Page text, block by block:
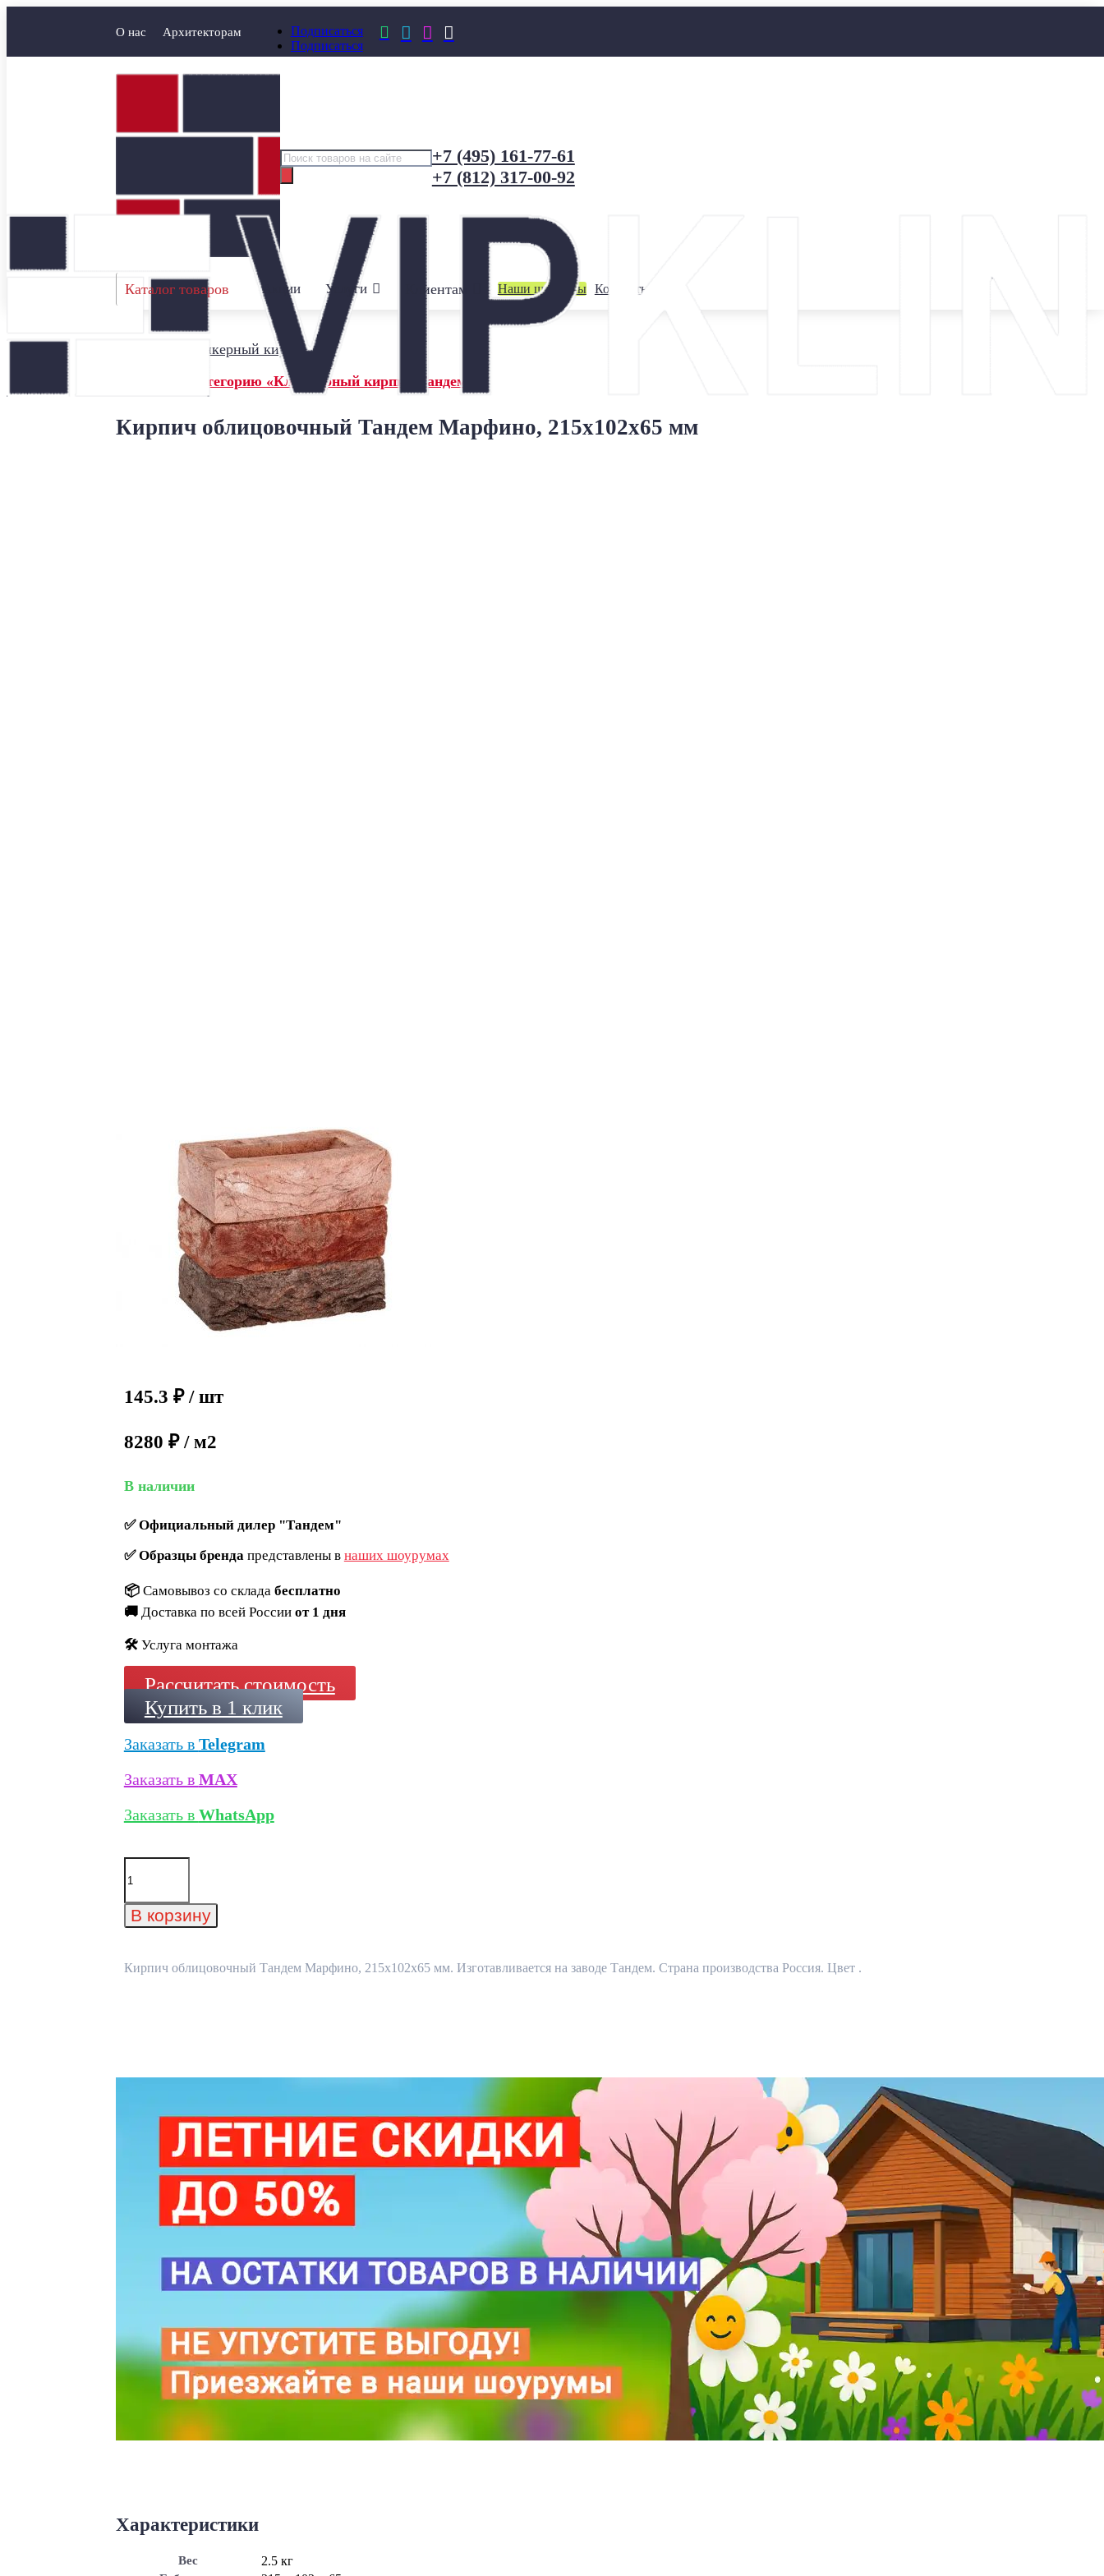
О нас Архитекторам
Подписаться
Подписаться
   
Поиск
товаров
+7 (495) 161-77-61
+7 (812) 317-00-92
Каталог товаров Акции Услуги Клиентам Наши шоурумы Контакты
Клинкерный кирпич/
← Назад в категорию «Клинкерный кирпич Тандем»
Кирпич облицовочный Тандем Марфино, 215x102x65 мм
145.3 ₽ / шт
8280 ₽ / м2
В наличии
✅Официальный дилер "Тандем"
✅Образцы брендапредставлены в наших шоурумах
📦 Самовывоз со склада бесплатно
🚚 Доставка по всей России от 1 дня
🛠️ Услуга монтажа
Рассчитать стоимость
Купить в 1 клик
Заказать в Telegram
Заказать в MAX
Заказать в WhatsApp
Количество
товара
облицовочный
Тандем
мм
В корзину
Кирпич облицовочный Тандем Марфино, 215x102x65 мм. Изготавливается на заводе Тандем. Страна производства Россия. Цвет .
Характеристики
Вес 2.5 кг